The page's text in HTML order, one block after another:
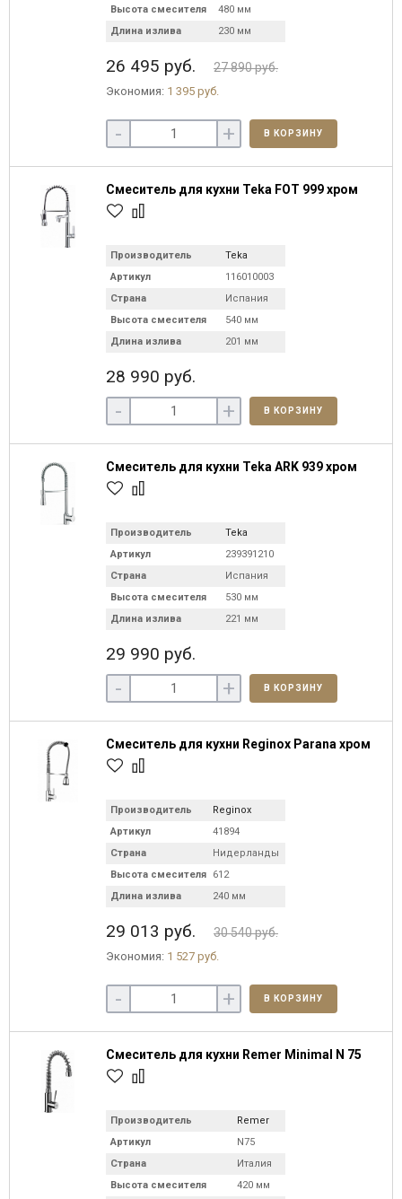
Высота смесителя
480 мм
Длина излива
230 мм
26 495 руб. 27 890 руб.
Экономия: 1 395 руб.
- + В КОРЗИНУ
Смеситель для кухни Teka FOT 999 хром
Производитель
Teka
Артикул
116010003
Страна
Испания
Высота смесителя
540 мм
Длина излива
201 мм
28 990 руб.
- + В КОРЗИНУ
Смеситель для кухни Teka ARK 939 хром
Производитель
Teka
Артикул
239391210
Страна
Испания
Высота смесителя
530 мм
Длина излива
221 мм
29 990 руб.
- + В КОРЗИНУ
Смеситель для кухни Reginox Parana хром
Производитель
Reginox
Артикул
41894
Страна
Нидерланды
Высота смесителя
612
Длина излива
240 мм
29 013 руб. 30 540 руб.
Экономия: 1 527 руб.
- + В КОРЗИНУ
Смеситель для кухни Remer Minimal N 75
Производитель
Remer
Артикул
N75
Страна
Италия
Высота смесителя
420 мм